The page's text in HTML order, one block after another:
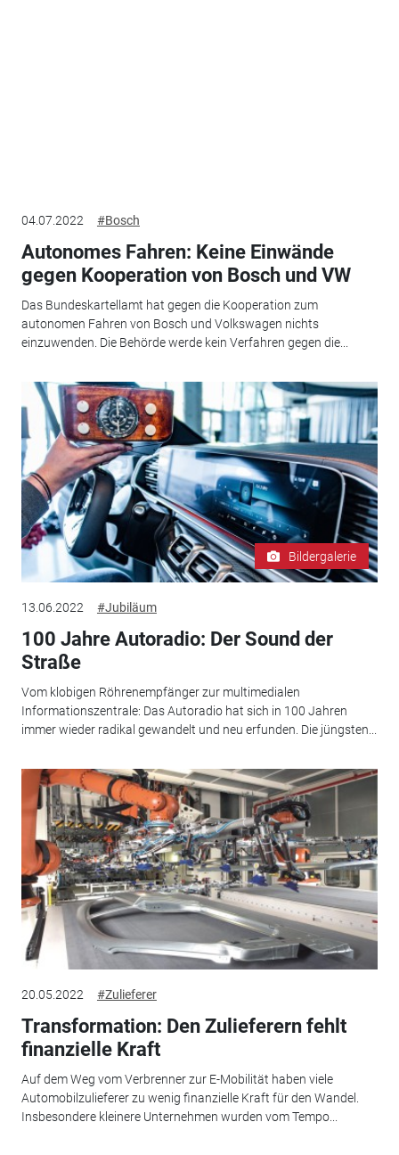
04.07.2022 #Bosch
Autonomes Fahren: Keine Einwände
gegen Kooperation von Bosch und VW
Das Bundeskartellamt hat gegen die Kooperation zum
autonomen Fahren von Bosch und Volkswagen nichts
einzuwenden. Die Behörde werde kein Verfahren gegen die...
Bildergalerie
13.06.2022 #Jubiläum
100 Jahre Autoradio: Der Sound der
Straße
Vom klobigen Röhrenempfänger zur multimedialen
Informationszentrale: Das Autoradio hat sich in 100 Jahren
immer wieder radikal gewandelt und neu erfunden. Die jüngsten...
20.05.2022 #Zulieferer
Transformation: Den Zulieferern fehlt
finanzielle Kraft
Auf dem Weg vom Verbrenner zur E-Mobilität haben viele
Automobilzulieferer zu wenig finanzielle Kraft für den Wandel.
Insbesondere kleinere Unternehmen wurden vom Tempo...